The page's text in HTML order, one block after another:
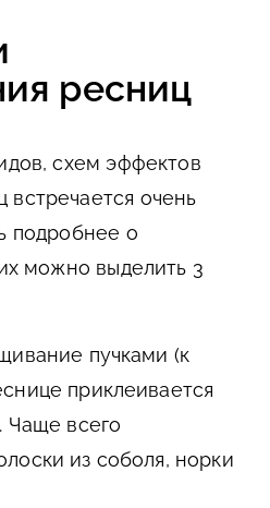
ресниц
схем эффектов
очень
подробнее о
можно выделить 3
пучками (к
приклеивается
Чаще всего
из соболя, норки